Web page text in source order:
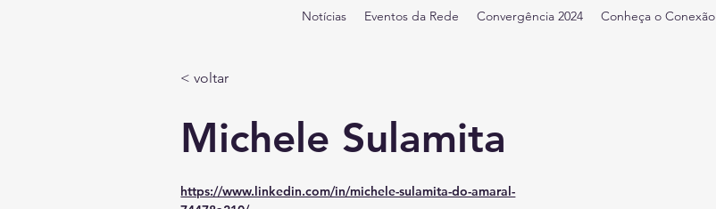
Notícias Eventos da Rede Convergência 2024 Conheça o Conexão
< voltar
Michele Sulamita
https://www.linkedin.com/in/michele-sulamita-do-amaral-